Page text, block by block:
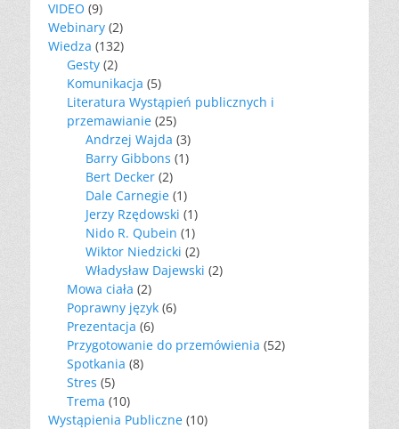
VIDEO (9)
Webinary (2)
Wiedza (132)
Gesty (2)
Komunikacja (5)
Literatura Wystąpień publicznych i
przemawianie (25)
Andrzej Wajda (3)
Barry Gibbons (1)
Bert Decker (2)
Dale Carnegie (1)
Jerzy Rzędowski (1)
Nido R. Qubein (1)
Wiktor Niedzicki (2)
Władysław Dajewski (2)
Mowa ciała (2)
Poprawny język (6)
Prezentacja (6)
Przygotowanie do przemówienia (52)
Spotkania (8)
Stres (5)
Trema (10)
Wystąpienia Publiczne (10)